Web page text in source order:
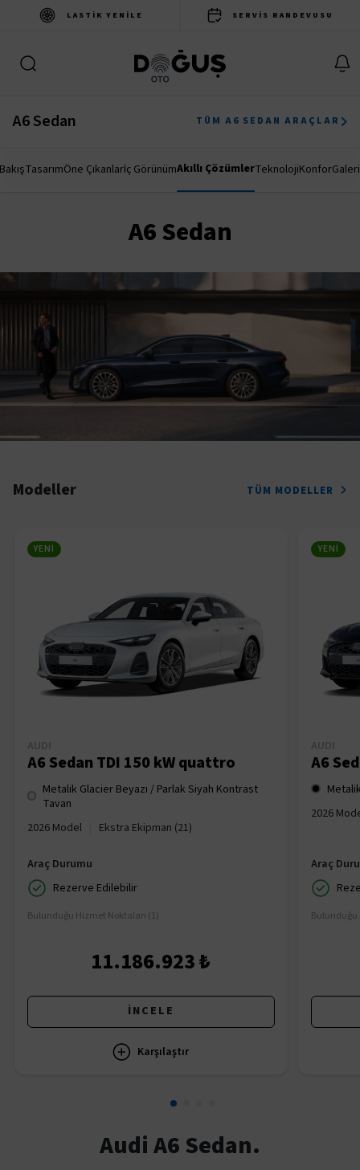
LASTIK YENILE SERVIS RANDEVUSU
A6 Sedan TÜM A6 SEDAN ARAÇLAR
TasarımÖne Çıkanlarİç GörünümAkıllı ÇözümlerTeknolojiKonforGaleri
A6 Sedan
Modeller TÜM MODELLER
YENI
A6 Sedan TDI 150 kW quattro
Metalik Glacier Beyazı / Parlak Siyah Kontrast
Tavan
2026 Model
Ekstra Ekipman (21)
Araç Durumu
Rezerve Edilebilir
Bulunduğu Hizmet Noktaları (1)
11.186.923 ₺
İNCELE
Karşılaştır
YENI
A6
2026
Araç
Bulunduğu
Audi A6 Sedan.